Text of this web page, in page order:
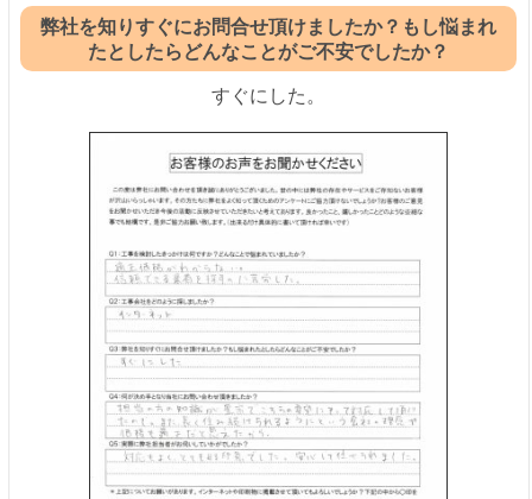
弊社を知りすぐにお問合せ頂けましたか？もし悩まれ
たとしたらどんなことがご不安でしたか？
すぐにした。